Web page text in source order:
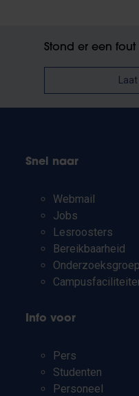
Stond er een
Snel naar
Webmail
Jobs
Lesroosters
Bereikbaarheid
Info voor
Pers
Studenten
Personeel